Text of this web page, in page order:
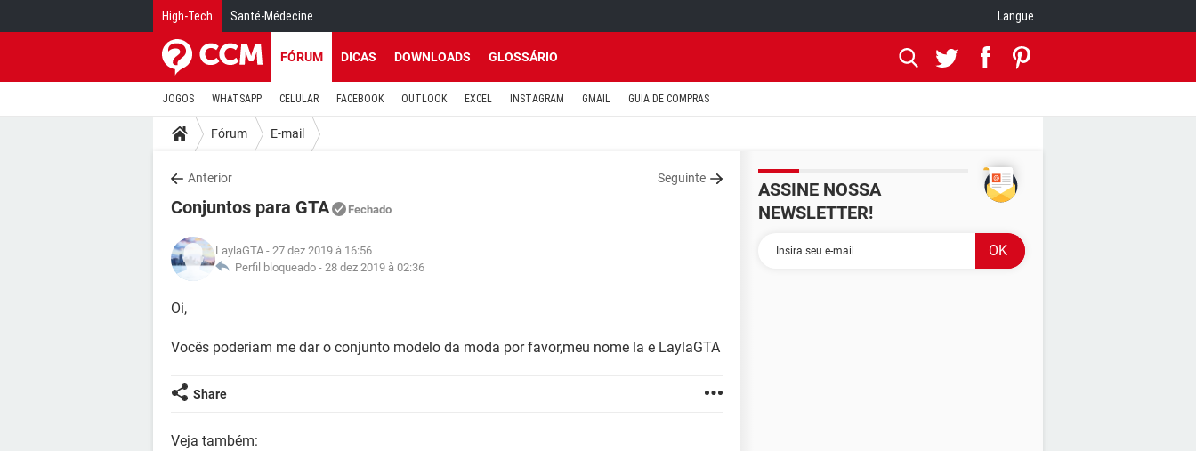
High-Tech Santé-Médecine Langue
FÓRUM DICAS DOWNLOADS GLOSSÁRIO
JOGOS WHATSAPP CELULAR FACEBOOK OUTLOOK EXCEL INSTAGRAM GMAIL GUIA DE COMPRAS
Fórum E-mail
Anterior Seguinte
Conjuntos para GTA Fechado
LaylaGTA - 27 dez 2019 à 16:56
Perfil bloqueado - 28 dez 2019 à 02:36
Oi,
Vocês poderiam me dar o conjunto modelo da moda por favor,meu nome la e LaylaGTA
Share
Veja também:
ASSINE NOSSA
NEWSLETTER!